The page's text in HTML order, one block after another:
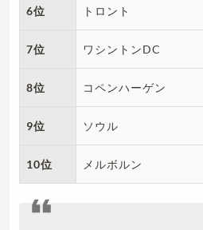
6位 トロント
7位 ワシントンDC
8位 コペンハーゲン
9位 ソウル
10位 メルボルン